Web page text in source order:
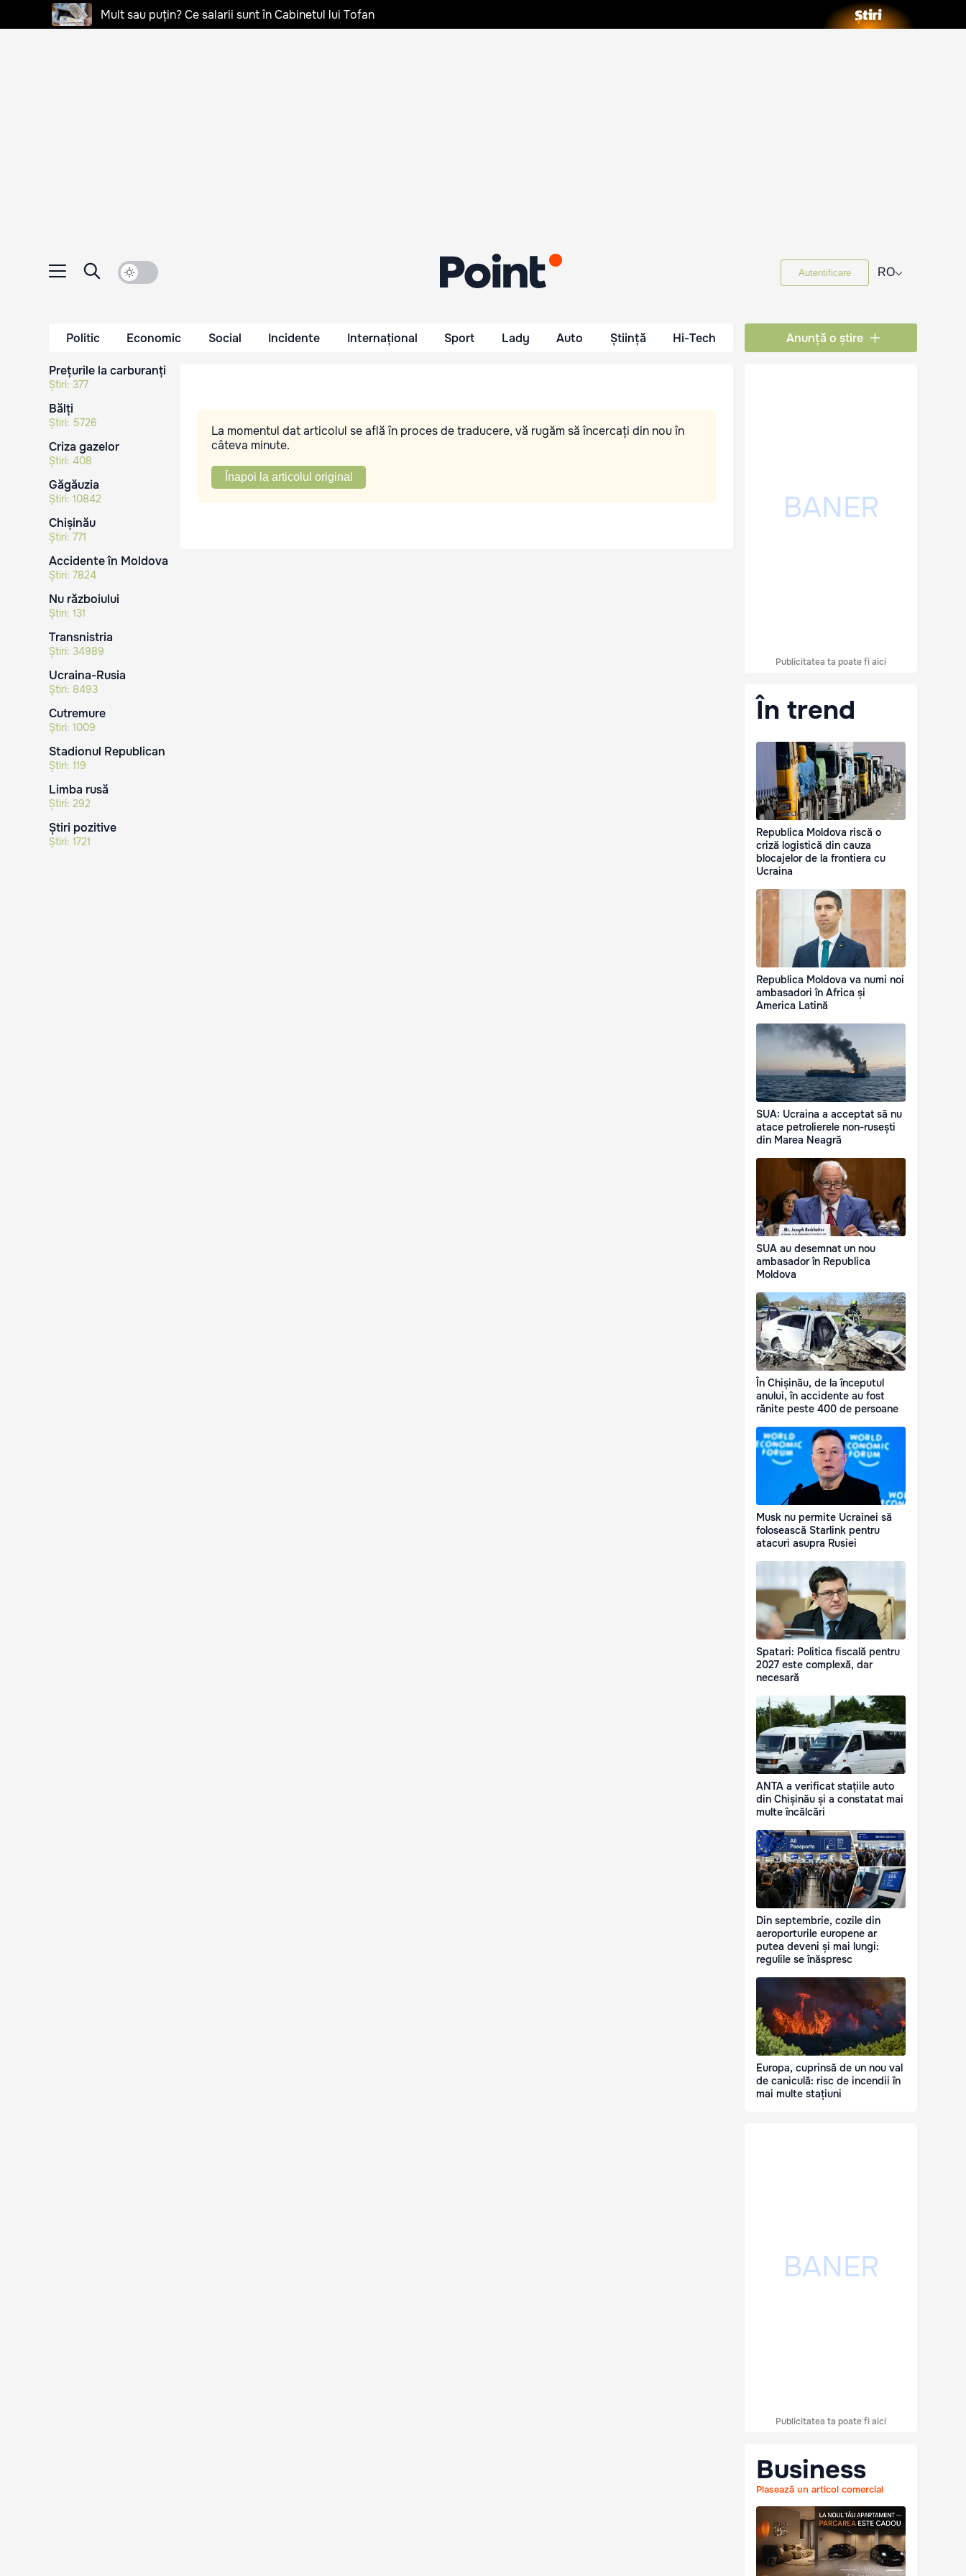
Mult sau puțin? Ce salarii sunt în Cabinetul lui Tofan
Autentificare RO⌵
Politic Economic Social Incidente Internațional Sport Lady Auto Știință Hi-Tech Anunță o știre
Prețurile la carburanți
Știri: 377
Bălți
Știri: 5726
Criza gazelor
Știri: 408
Găgăuzia
Știri: 10842
Chișinău
Știri: 771
Accidente în Moldova
Știri: 7824
Nu războiului
Știri: 131
Transnistria
Știri: 34989
Ucraina-Rusia
Știri: 8493
Cutremure
Știri: 1009
Stadionul Republican
Știri: 119
Limba rusă
Știri: 292
Știri pozitive
Știri: 1721
La momentul dat articolul se află în proces de traducere, vă rugăm să încercați din nou în
câteva minute.
Înapoi la articolul original
Publicitatea ta poate fi aici
În trend
Republica Moldova riscă o
criză logistică din cauza
blocajelor de la frontiera cu
Ucraina
Republica Moldova va numi noi
ambasadori în Africa și
America Latină
SUA: Ucraina a acceptat să nu
atace petrolierele non-rusești
din Marea Neagră
SUA au desemnat un nou
ambasador în Republica
Moldova
În Chișinău, de la începutul
anului, în accidente au fost
rănite peste 400 de persoane
Musk nu permite Ucrainei să
folosească Starlink pentru
atacuri asupra Rusiei
Spatari: Politica fiscală pentru
2027 este complexă, dar
necesară
ANTA a verificat stațiile auto
din Chișinău și a constatat mai
multe încălcări
Din septembrie, cozile din
aeroporturile europene ar
putea deveni și mai lungi:
regulile se înăspresc
Europa, cuprinsă de un nou val
de caniculă: risc de incendii în
mai multe stațiuni
Publicitatea ta poate fi aici
Business
Plasează un articol comercial